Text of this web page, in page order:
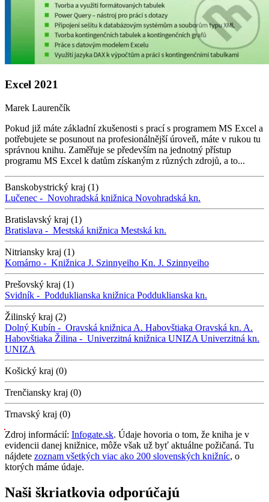
Excel 2021
Marek Laurenčík
Pokud již máte základní zkušenosti s prací s programem MS Excel a
potřebujete se posunout na profesionálnější úroveň, máte v rukou tu
správnou knihu. Zaměřuje se především na jednotný přístup
programu MS Excel k datům získaným z různých zdrojů, a to...
Banskobystrický kraj (1)
Lučenec - Novohradská knižnica Novohradská kn.
Bratislavský kraj (1)
Bratislava - Mestská knižnica Mestská kn.
Nitriansky kraj (1)
Komárno - Knižnica J. Szinnyeiho Kn. J. Szinnyeiho
Prešovský kraj (1)
Svidník - Podduklianska knižnica Podduklianska kn.
Žilinský kraj (2)
Dolný Kubín - Oravská knižnica A. Habovštiaka Oravská kn. A.
Habovštiaka Žilina - Univerzitná knižnica UNIZA Univerzitná kn.
UNIZA
Košický kraj (0)
Trenčiansky kraj (0)
Trnavský kraj (0)
Zdroj informácií: Infogate.sk. Údaje hovoria o tom, že kniha je v
evidencii danej knižnice, môže však už byť aktuálne požičaná. Tu
nájdete zoznam všetkých viac ako 200 slovenských knižníc, o
ktorých máme údaje.
Naši škriatkovia odporúčajú